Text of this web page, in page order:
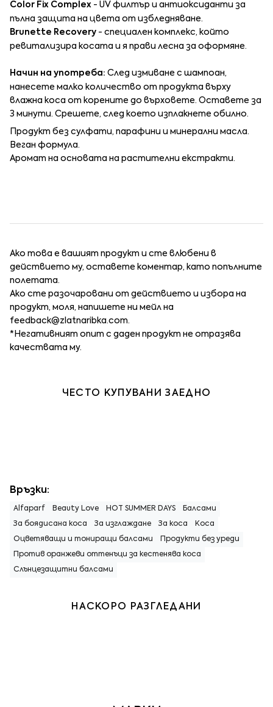
Color Fix Complex - UV филтър и антиоксиданти за
пълна защита на цвета от избледняване.
Brunette Recovery - специален комплекс, който
ревитализира косата и я прави лесна за оформяне.
Начин на употреба: След измиване с шампоан,
нанесете малко количество от продукта върху
влажна коса от корените до върховете. Оставете за
3 минути. Срешете, след което изплакнете обилно.
Продукт без сулфати, парафини и минерални масла.
Веган формула.
Аромат на основата на растителни екстракти.
Ако това е вашият продукт и сте влюбени в
действието му, оставете коментар, като попълните
полетата.
Ако сте разочаровани от действието и избора на
продукт, моля, напишете ни мейл на
feedback@zlatnaribka.com.
*Негативният опит с даден продукт не отразява
качествата му.
ЧЕСТО КУПУВАНИ ЗАЕДНО
Връзки:
Alfaparf Beauty Love HOT SUMMER DAYS Балсами
За боядисана коса За изглаждане За коса Коса
Оцветяващи и тониращи балсами Продукти без уреди
Против оранжеви оттенъци за кестенява коса
Слънцезащитни балсами
НАСКОРО РАЗГЛЕДАНИ